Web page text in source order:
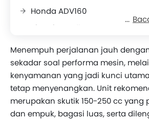
Honda ADV160
Piaggio Medley S 150 I-Get ABS
Aprilia SR-GT200
Menempuh perjalanan jauh
sekadar soal performa mesin,
kenyamanan yang jadi kunci
tetap menyenangkan. Unit
merupakan skutik 150-250 cc yang
dan empuk, bagasi luas, serta